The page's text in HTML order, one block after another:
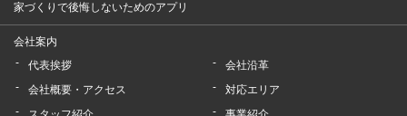
家づくりで後悔しないためのアプリ
会社案内
代表挨拶
会社沿革
会社概要・アクセス
対応エリア